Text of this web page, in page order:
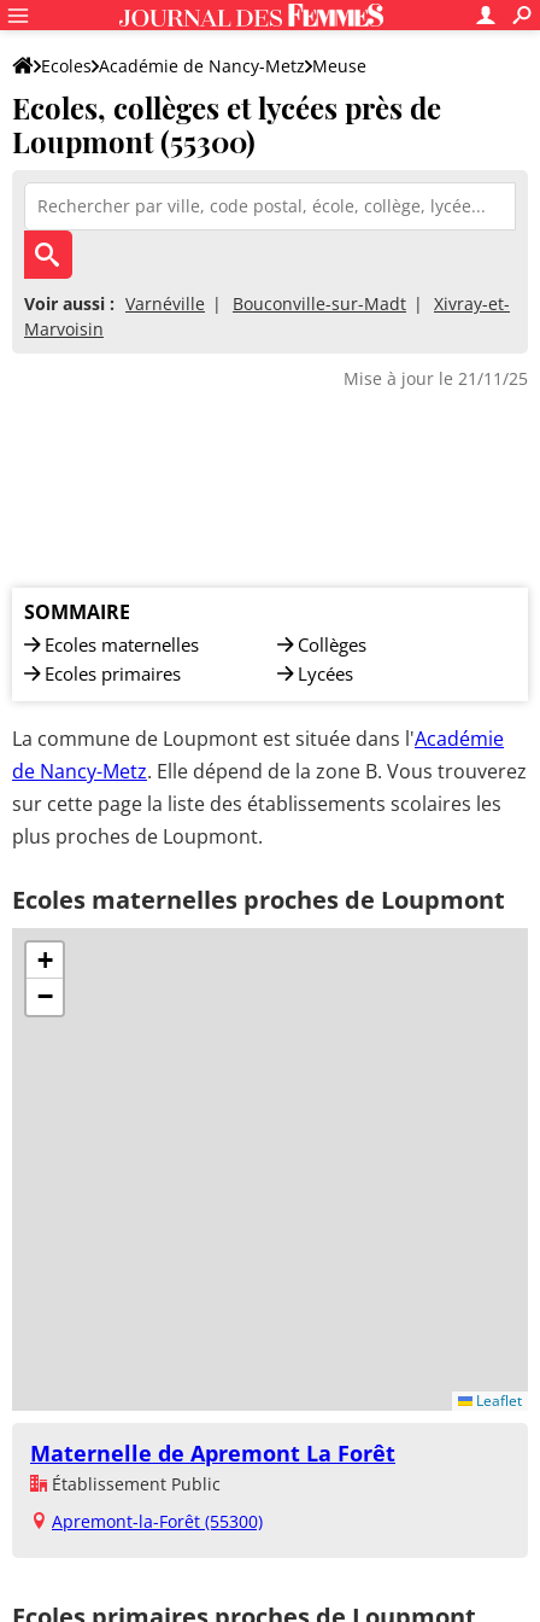
Ecoles Académie de Nancy-Metz Meuse
Ecoles, collèges et lycées près de
Loupmont (55300)
Voir aussi : Varnéville Bouconville-sur-Madt
Xivray-et-
Marvoisin
Mise à jour le 21/11/25
SOMMAIRE
Ecoles maternelles
Ecoles primaires
Collèges
Lycées
La commune de Loupmont est située dans l'Académie
de Nancy-Metz. Elle dépend de la zone B. Vous trouverez
sur cette page la liste des établissements scolaires les
plus proches de Loupmont.
Ecoles maternelles proches de Loupmont
+
−
Leaflet
Maternelle de Apremont La Forêt
Établissement Public
Apremont-la-Forêt (55300)